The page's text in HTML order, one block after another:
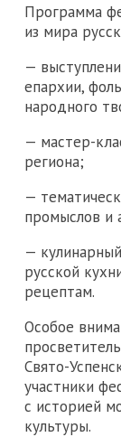
Программа
из мира
—
епархии,
народного
— мастер-
региона;
—
промыслов и
—
русской
рецептам.
Особое
Свято-
участники
с историей
культуры.